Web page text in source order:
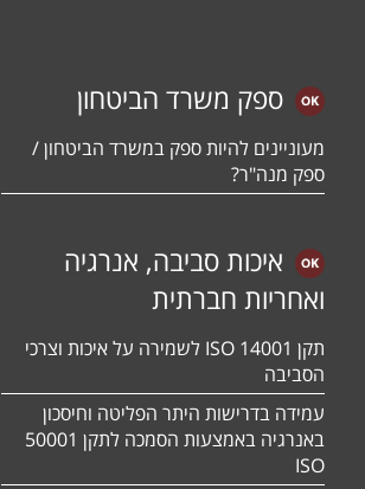
ספק משרד הביטחון
מעוניינים להיות ספק במשרד הביטחון /
ספק מנה"ר?
איכות סביבה, אנרגיה
ואחריות חברתית
תקן ISO 14001 לשמירה על איכות וצרכי
הסביבה
עמידה בדרישות היתר הפליטה וחיסכון
באנרגיה באמצעות הסמכה לתקן 50001
ISO